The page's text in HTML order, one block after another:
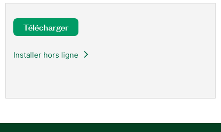
Télécharger
Installer hors ligne